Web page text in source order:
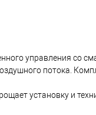
управления со
потока.
установку и